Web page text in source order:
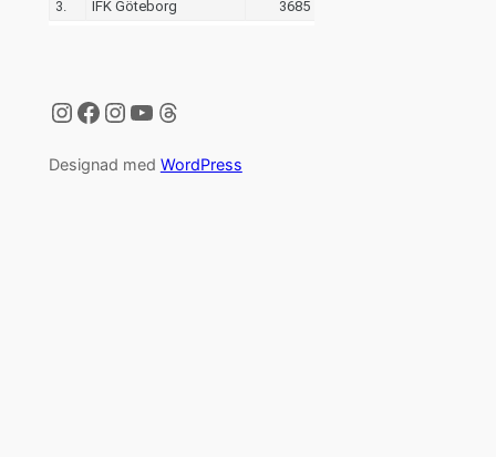
Instagram
Facebook
Instagram
YouTube
Threads
Designad med WordPress